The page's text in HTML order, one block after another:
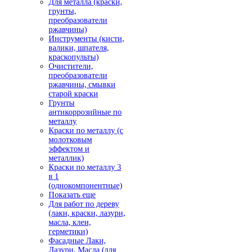
Для металла (краски,
грунты,
преобразователи
ржавчины)
Инструменты (кисти,
валики, шпателя,
краскопульты)
Очистители,
преобразователи
ржавчины, смывки
старой краски
Грунты
антикоррозийные по
металлу
Краски по металлу (с
молотковым
эффектом и
металлик)
Краски по металлу 3
в 1
(однокомпонентные)
Показать еще
Для работ по дереву
(лаки, краски, лазури,
масла, клеи,
герметики)
Фасадные Лаки,
Лазури, Масла (для